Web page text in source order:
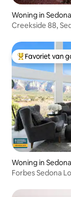
Woning in Sedona
Creekside 88,
Topfavoriet van
Favoriet van
Woning in Sedona
Forbes Sedona